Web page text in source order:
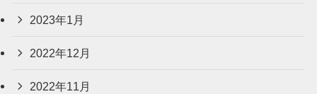
2023年1月
2022年12月
2022年11月